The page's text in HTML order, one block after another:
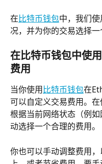
在比特币钱包中，我们使
况，并为你的交易选择一
在比特币钱包中使
费用
当你使用比特币钱包在
可以自定义交易费用。在
根据当前网络状态（例
动选择一个合理的费用。
你也可以手动调整费用